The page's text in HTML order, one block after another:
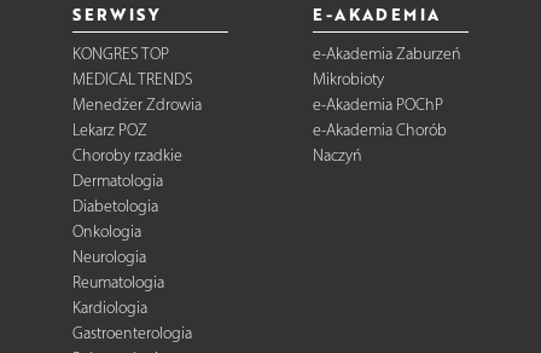
SERWISY
KONGRES TOP
MEDICAL TRENDS
Menedżer Zdrowia
Lekarz POZ
Choroby rzadkie
Dermatologia
Diabetologia
Onkologia
Neurologia
Reumatologia
Kardiologia
Gastroenterologia
E-AKADEMIA
e-Akademia Zaburzeń
Mikrobioty
e-Akademia POChP
e-Akademia Chorób
Naczyń